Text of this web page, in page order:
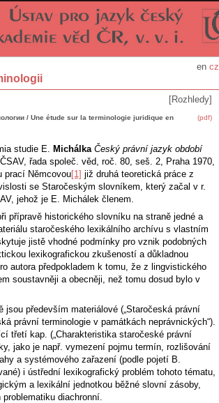
en cz
[Rozhledy]
(pdf)
/ Une étude sur la terminologie juridique en
studie E. Michálka Český právní jazyk období
řada společ. věd, roč. 80, seš. 2, Praha 1970,
prací Němcovou[1] již druhá teoretická práce z
se Staročeským slovníkem, který začal v r.
jehož je E. Michálek členem.
přípravě historického slovníku na straně jedné a
staročeského lexikálního archívu s vlastním
jistě vhodné podmínky pro vznik podobných
lexikografickou zkušeností a důkladnou
autora předpokladem k tomu, že z lingvistického
soustavněji a obecněji, než tomu dosud bylo v
především materiálové („Staročeská právní
právní terminologie v památkách neprávnických“).
třetí kap. („Charakteristika staročeské právní
jako je např. vymezení pojmu termín, rozlišování
a systémového zařazení (podle pojetí B.
i ústřední lexikografický problém tohoto tématu,
a lexikální jednotkou běžné slovní zásoby,
diachronní.